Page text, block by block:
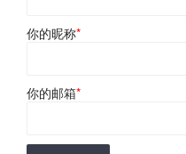
你的昵称*
你的邮箱*